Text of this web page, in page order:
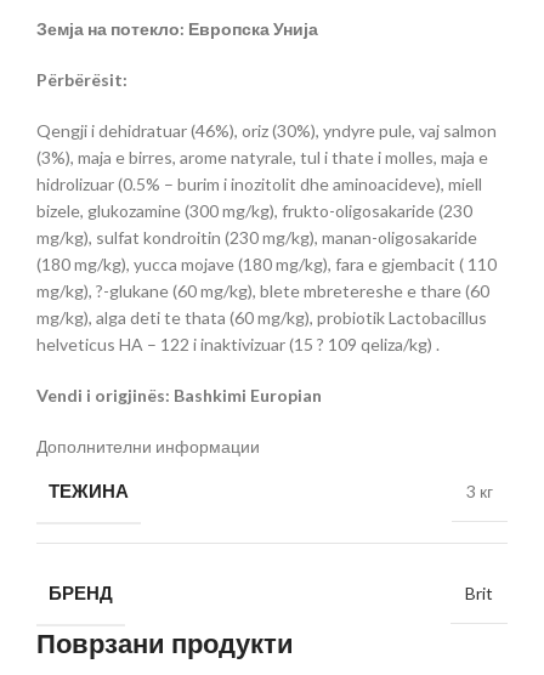
Земја на потекло: Европска Унија
Përbërësit:
Qengji i dehidratuar (46%), oriz (30%), yndyre pule, vaj salmon
(3%), maja e birres, arome natyrale, tul i thate i molles, maja e
hidrolizuar (0.5% – burim i inozitolit dhe aminoacideve), miell
bizele, glukozamine (300 mg/kg), frukto-oligosakaride (230
mg/kg), sulfat kondroitin (230 mg/kg), manan-oligosakaride
(180 mg/kg), yucca mojave (180 mg/kg), fara e gjembacit ( 110
mg/kg), ?-glukane (60 mg/kg), blete mbretereshe e thare (60
mg/kg), alga deti te thata (60 mg/kg), probiotik Lactobacillus
helveticus HA – 122 i inaktivizuar (15 ? 109 qeliza/kg) .
Vendi i origjinës: Bashkimi Europian
Дополнителни информации
ТЕЖИНА 3 кг
БРЕНД Brit
Поврзани продукти